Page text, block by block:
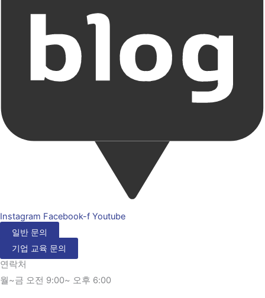
Instagram Facebook-f Youtube
일반 문의
기업 교육 문의
연락처
월~금 오전 9:00~ 오후 6:00